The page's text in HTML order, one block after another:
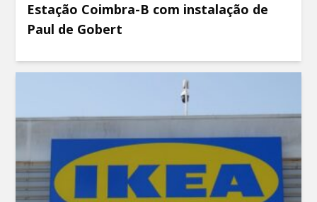
Estação Coimbra-B com instalação de
Paul de Gobert